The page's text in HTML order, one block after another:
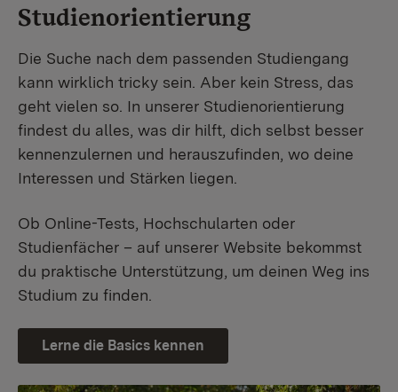
Studienorientierung
Die Suche nach dem passenden Studiengang
kann wirklich tricky sein. Aber kein Stress, das
geht vielen so. In unserer Studienorientierung
findest du alles, was dir hilft, dich selbst besser
kennenzulernen und herauszufinden, wo deine
Interessen und Stärken liegen.
Ob Online-Tests, Hochschularten oder
Studienfächer – auf unserer Website bekommst
du praktische Unterstützung, um deinen Weg ins
Studium zu finden.
Lerne die Basics kennen